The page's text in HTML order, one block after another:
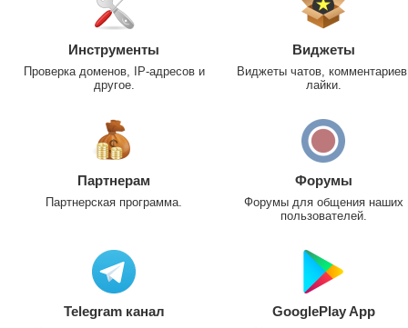
Инструменты
Проверка доменов, IP-адресов и
другое.
Виджеты
Виджеты чатов,
лайки.
Партнерам
Партнерская программа.
Форумы
Форумы для общения наших
пользователей.
Telegram канал GooglePlay App